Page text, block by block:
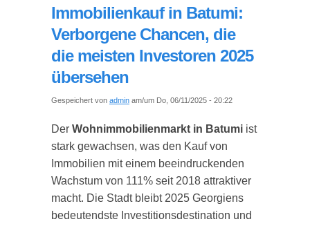
Immobilienkauf in Batumi:
Verborgene Chancen, die
die meisten Investoren 2025
übersehen
Gespeichert von admin am/um Do, 06/11/2025 - 20:22
Der Wohnimmobilienmarkt in Batumi ist
stark gewachsen, was den Kauf von
Immobilien mit einem beeindruckenden
Wachstum von 111% seit 2018 attraktiver
macht. Die Stadt bleibt 2025 Georgiens
bedeutendste Investitionsdestination und